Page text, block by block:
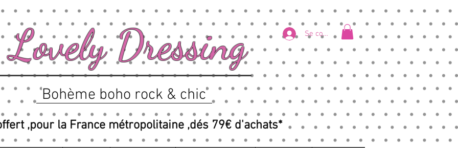
Lovely Dressing
Bohème boho rock & chic
Se connecter
,pour la France métropolitaine ,dés 79€ d'achats*